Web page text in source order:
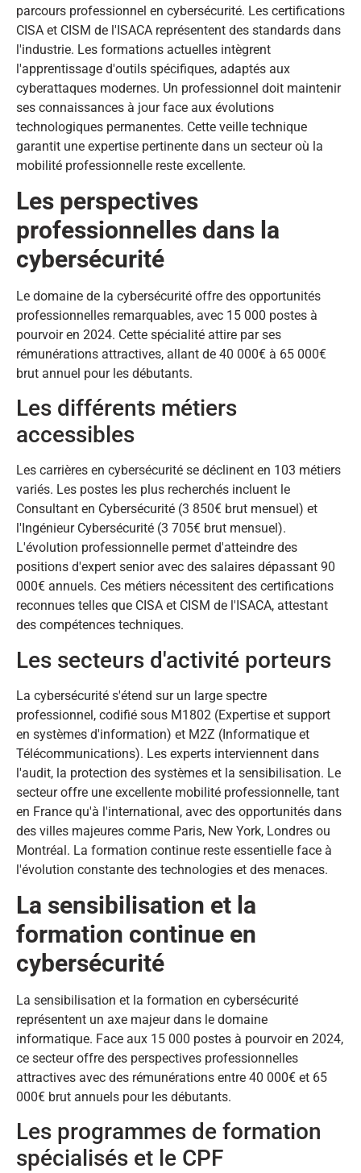
parcours professionnel en cybersécurité. Les certifications
CISA et CISM de l'ISACA représentent des standards dans
l'industrie. Les formations actuelles intègrent
l'apprentissage d'outils spécifiques, adaptés aux
cyberattaques modernes. Un professionnel doit maintenir
ses connaissances à jour face aux évolutions
technologiques permanentes. Cette veille technique
garantit une expertise pertinente dans un secteur où la
mobilité professionnelle reste excellente.
Les perspectives
professionnelles dans la
cybersécurité
Le domaine de la cybersécurité offre des opportunités
professionnelles remarquables, avec 15 000 postes à
pourvoir en 2024. Cette spécialité attire par ses
rémunérations attractives, allant de 40 000€ à 65 000€
brut annuel pour les débutants.
Les différents métiers
accessibles
Les carrières en cybersécurité se déclinent en 103 métiers
variés. Les postes les plus recherchés incluent le
Consultant en Cybersécurité (3 850€ brut mensuel) et
l'Ingénieur Cybersécurité (3 705€ brut mensuel).
L'évolution professionnelle permet d'atteindre des
positions d'expert senior avec des salaires dépassant 90
000€ annuels. Ces métiers nécessitent des certifications
reconnues telles que CISA et CISM de l'ISACA, attestant
des compétences techniques.
Les secteurs d'activité porteurs
La cybersécurité s'étend sur un large spectre
professionnel, codifié sous M1802 (Expertise et support
en systèmes d'information) et M2Z (Informatique et
Télécommunications). Les experts interviennent dans
l'audit, la protection des systèmes et la sensibilisation. Le
secteur offre une excellente mobilité professionnelle, tant
en France qu'à l'international, avec des opportunités dans
des villes majeures comme Paris, New York, Londres ou
Montréal. La formation continue reste essentielle face à
l'évolution constante des technologies et des menaces.
La sensibilisation et la
formation continue en
cybersécurité
La sensibilisation et la formation en cybersécurité
représentent un axe majeur dans le domaine
informatique. Face aux 15 000 postes à pourvoir en 2024,
ce secteur offre des perspectives professionnelles
attractives avec des rémunérations entre 40 000€ et 65
000€ brut annuels pour les débutants.
Les programmes de formation
spécialisés et le CPF